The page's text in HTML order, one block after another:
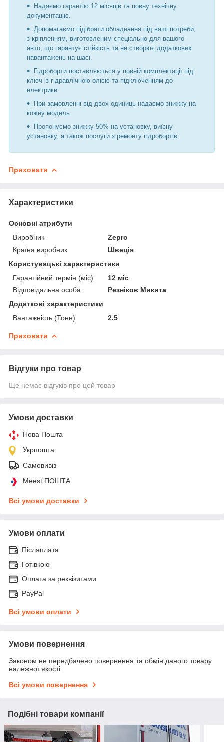
Надаємо гарантію 12 місяців та повну технічну
документацію.
Допомагаємо підібрати обладнання під ваші потреби,
з кріпленням, виготовленим спеціально для вашого
авто, що гарантує стійкість та не створює додаткових
навантажень на шасі.
Гідроборти поставляються у повній комплектації під
ключ із гідравлічною олією та підключенням до
електрики.
При замовленні від двох одиниць надаємо знижку на
кожну модель.
Пропонуємо знижку 50% на установку, виїзну
установку, а також послуги з ремонту гідробортів.
Приховати
Характеристики
Основні атрибути
Виробник
Zepro
Країна виробник
Швеція
Користувацькі характеристики
Гарантійний термін (міс)
12 міс
Відповідальна особа
Резніков Микита
Додаткові характеристики
Вантажність (Тонн)
2.5
Приховати
Відгуки про товар
Ще немає відгуків про цей товар
Умови доставки
Нова Пошта
Укрпошта
Самовивіз
Meest ПОШТА
Всі умови доставки
Умови оплати
Післяплата
Готівкою
Оплата за реквізитами
PayPal
Всі умови оплати
Умови повернення
Законом не передбачено повернення та обмін даного товару
належної якості
Всі умови повернення
Подібні товари компанії